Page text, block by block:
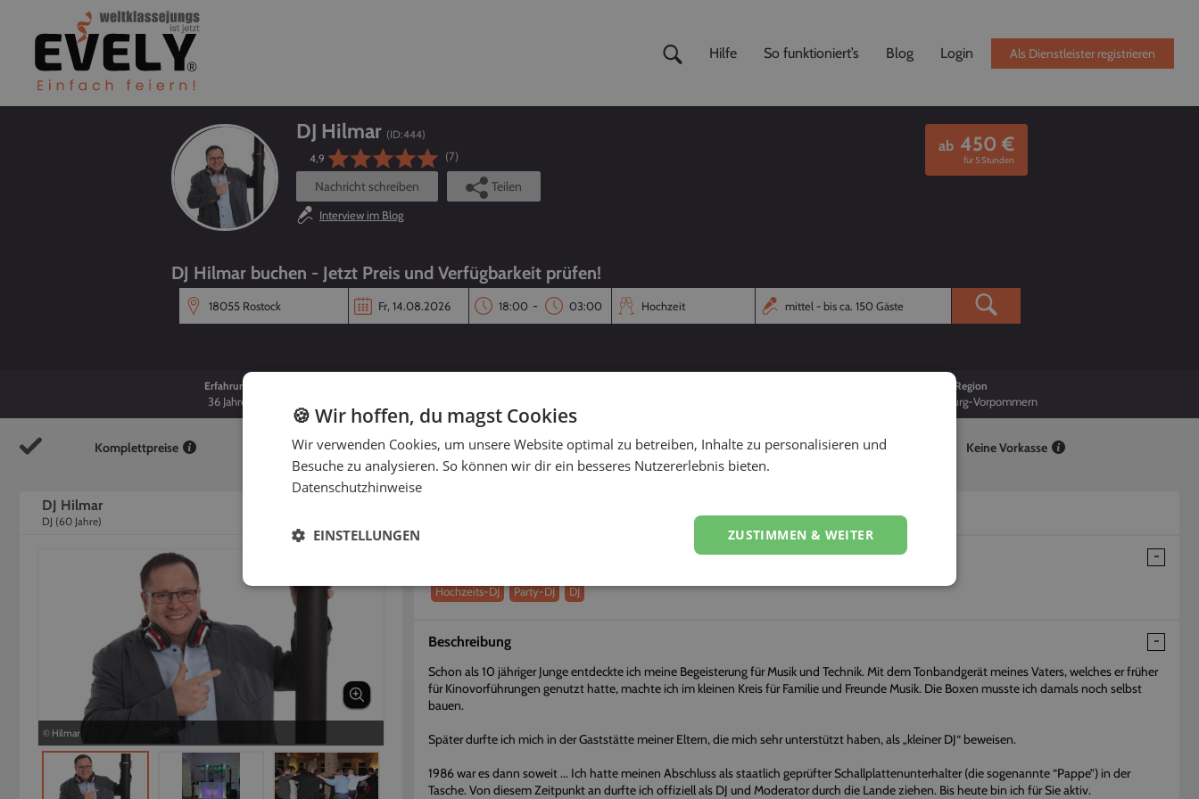
Hilfe So funktioniert’s Blog Login Als Dienstleister registrieren
DJ Hilmar (ID:444)
4,9
(7)
Nachricht schreiben Teilen
Interview im Blog
ab 450 €
für 5 Stunden
DJ Hilmar buchen - Jetzt Preis und Verfügbarkeit prüfen!
-
Erfahrung
36 Jahre
Region
Mecklenburg-Vorpommern
Komplettpreise Sofort buchen Flexibel stornieren Keine Vorkasse
DJ Hilmar
DJ (60 Jahre)
© Hilmar
Erhalte einen persönlichen Eindruck vom Dienstleister
Hochzeits-DJ Party-DJ DJ
Beschreibung
Schon als 10 jähriger Junge entdeckte ich meine Begeisterung für Musik und Technik. Mit dem Tonbandgerät meines Vaters, welches er früher
für Kinovorführungen genutzt hatte, machte ich im kleinen Kreis für Familie und Freunde Musik. Die Boxen musste ich damals noch selbst
bauen.
Später durfte ich mich in der Gaststätte meiner Eltern, die mich sehr unterstützt haben, als „kleiner DJ“ beweisen.
1986 war es dann soweit ... Ich hatte meinen Abschluss als staatlich geprüfter Schallplattenunterhalter (die sogenannte “Pappe”) in der
Tasche. Von diesem Zeitpunkt an durfte ich offiziell als DJ und Moderator durch die Lande ziehen. Bis heute bin ich für Sie aktiv.
🍪 Wir hoffen, du magst Cookies
Wir verwenden Cookies, um unsere Website optimal zu betreiben, Inhalte zu personalisieren und
Besuche zu analysieren. So können wir dir ein besseres Nutzererlebnis bieten.
Datenschutzhinweise
ZUSTIMMEN & WEITER
EINSTELLUNGEN